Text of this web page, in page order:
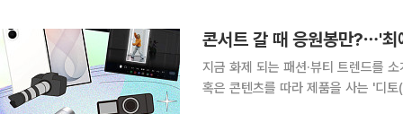
콘서트 갈 때 응원봉만?⋯'
지금 화제 되는 패션·뷰티 트렌드를
혹은 콘텐츠를 따라 제품을 사는 '디